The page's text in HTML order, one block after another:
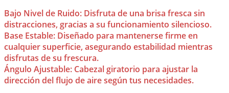
Bajo Nivel de Ruido: Disfruta de una brisa fresca sin
distracciones, gracias a su funcionamiento silencioso.
Base Estable: Diseñado para mantenerse firme en
cualquier superficie, asegurando estabilidad mientras
disfrutas de su frescura.
Ángulo Ajustable: Cabezal giratorio para ajustar la
dirección del flujo de aire según tus necesidades.